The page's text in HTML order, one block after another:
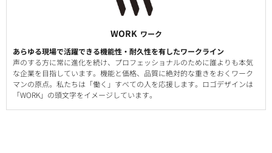
WORK ワーク
あらゆる現場で活躍できる機能性・耐久性を有したワークライン
声のする方に常に進化を続け、プロフェッショナルのために誰よりも本気
な企業を目指しています。機能と価格、品質に絶対的な重きをおくワーク
マンの原点。私たちは「働く」すべての人を応援します。ロゴデザインは
「WORK」の頭文字をイメージしています。